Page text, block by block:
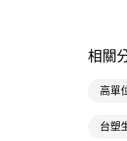
相關
高單
台塑